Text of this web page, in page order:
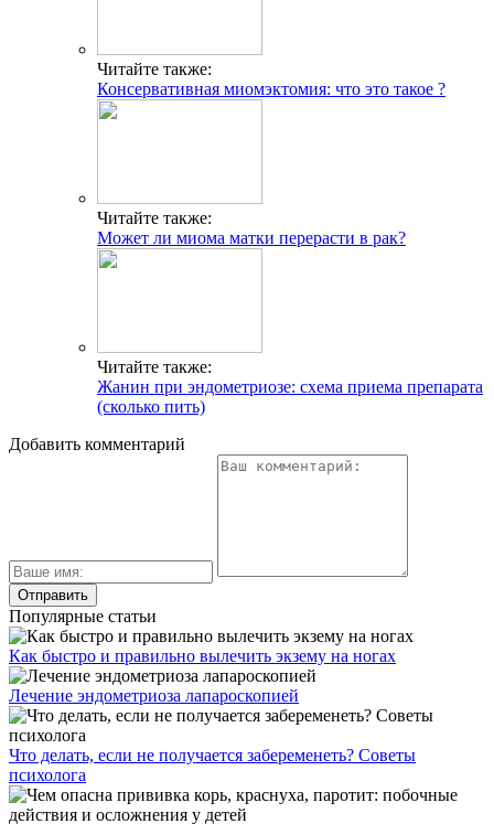
Читайте также:
Консервативная миомэктомия: что это такое ?
Читайте также:
Может ли миома матки перерасти в рак?
Читайте также:
Жанин при эндометриозе: схема приема препарата
(сколько пить)
Добавить комментарий
Популярные статьи
Как быстро и правильно вылечить экзему на ногах
Лечение эндометриоза лапароскопией
Что делать, если не получается забеременеть? Советы
психолога